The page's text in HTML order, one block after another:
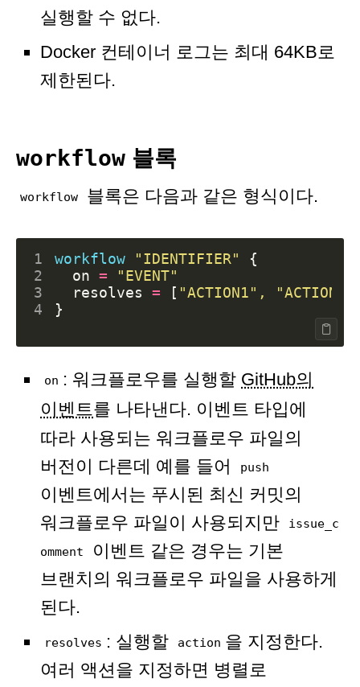
실행할 수 없다.
Docker 컨테이너 로그는 최대 64KB로
제한된다.
workflow 블록
workflow 블록은 다음과 같은 형식이다.
1 workflow "IDENTIFIER"
2
  on
=
"EVENT"
3
  resolves
= [ "ACTION1", "ACTION2"
4
on : 워크플로우를 실행할 GitHub의
이벤트를 나타낸다. 이벤트 타입에
따라 사용되는 워크플로우 파일의
버전이 다른데 예를 들어
push
이벤트에서는 푸시된 최신 커밋의
워크플로우 파일이 사용되지만
issue_c
omment
이벤트 같은 경우는 기본
브랜치의 워크플로우 파일을 사용하게
된다.
resolves : 실행할 action 을 지정한다.
여러 액션을 지정하면 병렬로